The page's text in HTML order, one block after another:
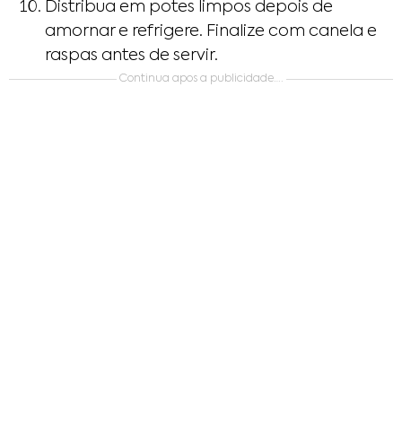
Distribua em potes limpos depois de
amornar e refrigere. Finalize com canela e
raspas antes de servir.
Continua apos a publicidade….